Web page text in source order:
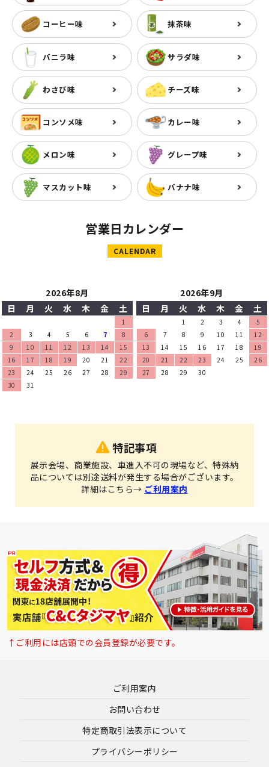
コーヒー味 抹茶味
バニラ味 サラダ味
わさび味 チーズ味
コンソメ味 カレー味
メロン味 グレープ味
マスカット味 バナナ味
営業日カレンダー
CALENDAR
2026年8月
日
月 火 水 木 金 土
1
2
3 4 5 6 7
8
9
10 11 12 13 14
15
16
17 18 19 20 21
22
23
24 25 26 27 28
29
30
31
2026年9月
日
月 火 水 木 金 土
1 2 3 4
5
6
7 8 9 10 11
12
13
14 15 16 17 18
19
20
21 22 23 24 25
26
27
28 29 30
特記事項
展示会場、商業施設、車進入不可の現場など、特殊納
品については別途送料が発生する場合がございます。
詳細はこちら→ ご利用案内
↑ご利用には店頭での会員登録が必要です。
ご利用案内
お問い合わせ
特定商取引法表示について
プライバシーポリシー